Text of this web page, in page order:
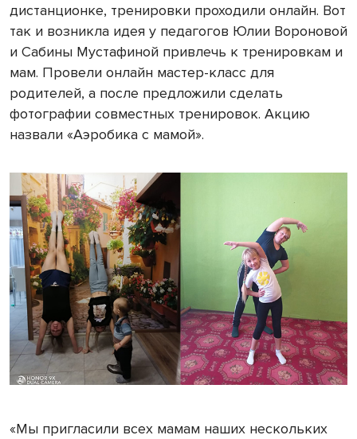
дистанционке, тренировки проходили онлайн. Вот
так и возникла идея у педагогов Юлии Вороновой
и Сабины Мустафиной привлечь к тренировкам и
мам. Провели онлайн мастер-класс для
родителей, а после предложили сделать
фотографии совместных тренировок. Акцию
назвали «Аэробика с мамой».
«Мы пригласили всех мамам наших нескольких